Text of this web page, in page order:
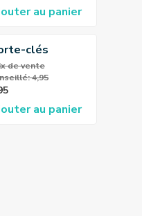
au panier
clés
Stardupp
​​de vente
4,95
au panier